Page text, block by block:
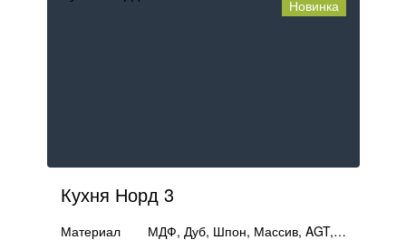
Новинка
Кухня Норд 3
Материал МДФ, Дуб, Шпон, Массив, AGT, Пластик, ЛМДФ